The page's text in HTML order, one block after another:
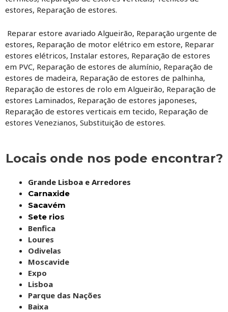
estores, Reparação de estores.
Reparar estore avariado Algueirão, Reparação urgente de
estores, Reparação de motor elétrico em estore, Reparar
estores elétricos, Instalar estores, Reparação de estores
em PVC, Reparação de estores de alumínio, Reparação de
estores de madeira, Reparação de estores de palhinha,
Reparação de estores de rolo em Algueirão, Reparação de
estores Laminados, Reparação de estores japoneses,
Reparação de estores verticais em tecido, Reparação de
estores Venezianos, Substituição de estores.
Locais onde nos pode encontrar?
Grande Lisboa e Arredores
Carnaxide
Sacavém
Sete rios
Benfica
Loures
Odivelas
Moscavide
Expo
Lisboa
Parque das Nações
Baixa